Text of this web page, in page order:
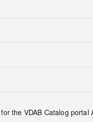
the VDAB Catalog portal